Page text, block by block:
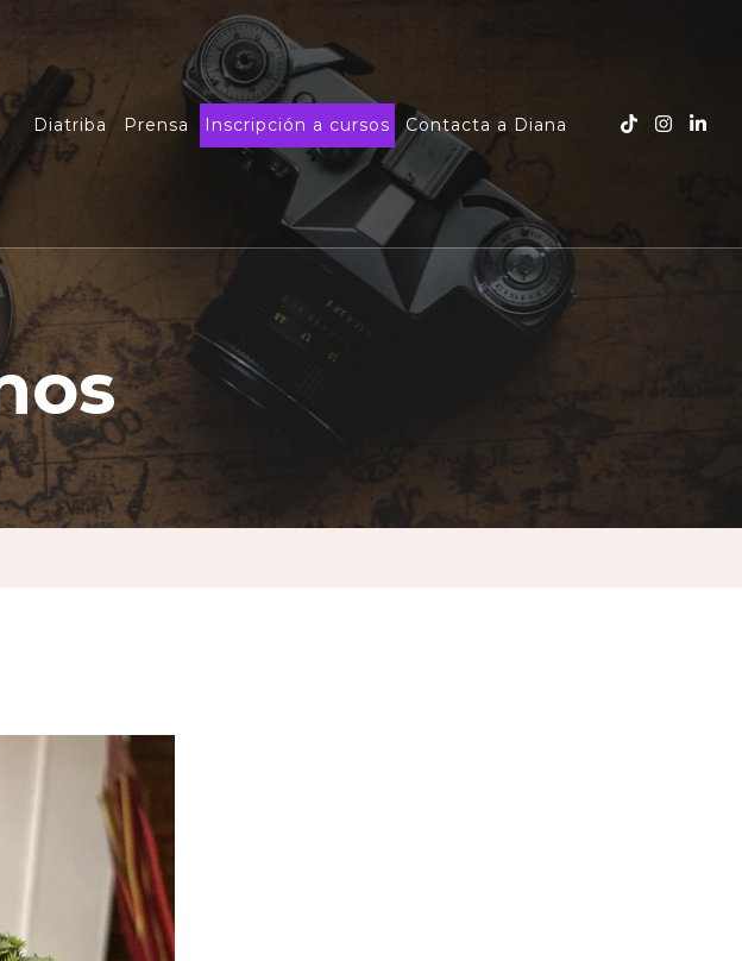
Diatriba Prensa Inscripción a cursos Contacta a Diana